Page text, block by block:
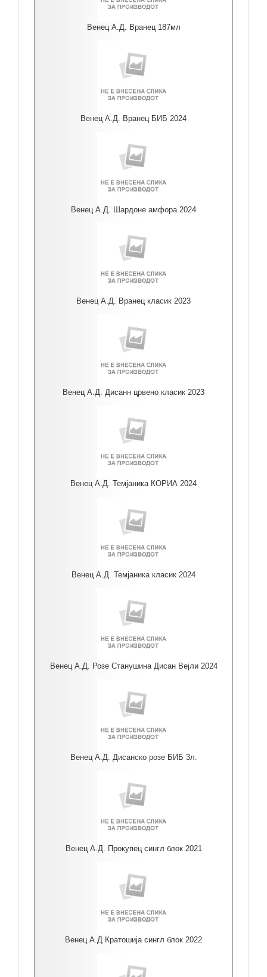
Венец А.Д. Вранец 187мл
Венец А.Д. Вранец БИБ 2024
Венец А.Д. Шардоне амфора 2024
Венец А.Д. Вранец класик 2023
Венец А.Д. Дисанн црвено класик 2023
Венец А.Д. Темјаника КОРИА 2024
Венец А.Д. Темјаника класик 2024
Венец А.Д. Розе Станушина Дисан Вејли 2024
Венец А.Д. Дисанско розе БИБ 3л.
Венец А.Д. Прокупец сингл блок 2021
Венец А.Д Кратошија сингл блок 2022